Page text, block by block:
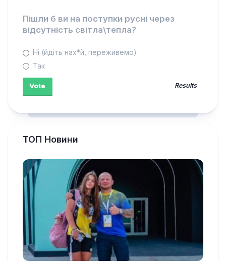
Пішли б ви на поступки русні через
відсутність світла\тепла?
Ні (йдіть нах*й, переживемо)
Так
Results
ТОП Новини